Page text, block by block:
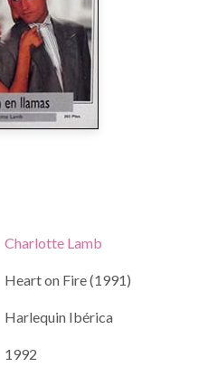
Charlotte Lamb
Heart on Fire (1991)
Harlequin Ibérica
1992